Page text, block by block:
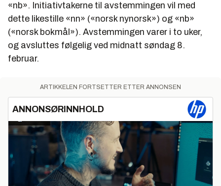
«nb». Initiativtakerne til avstemmingen vil med
dette likestille «nn» («norsk nynorsk») og «nb»
(«norsk bokmål»). Avstemmingen varer i to uker,
og avsluttes følgelig ved midnatt søndag 8.
februar.
ARTIKKELEN FORTSETTER ETTER ANNONSEN
ANNONSØRINNHOLD